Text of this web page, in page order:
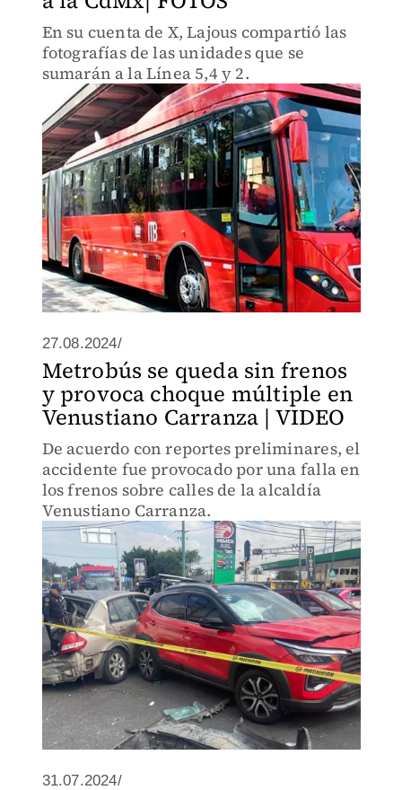
En su cuenta de X, Lajous compartió las
fotografías de las unidades que se
sumarán a la Línea 5,4 y 2.
27.08.2024/
Metrobús se queda sin frenos
y provoca choque múltiple en
Venustiano Carranza | VIDEO
De acuerdo con reportes preliminares, el
accidente fue provocado por una falla en
los frenos sobre calles de la alcaldía
Venustiano Carranza.
31.07.2024/